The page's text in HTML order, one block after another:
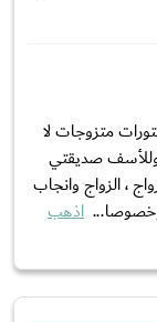
متزوجات لا
صديقتي
، الزواج وانجاب
اذهب